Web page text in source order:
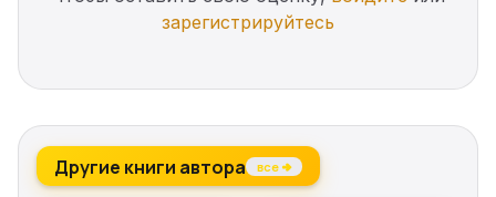
зарегистрируйтесь
Другие книги автора все →